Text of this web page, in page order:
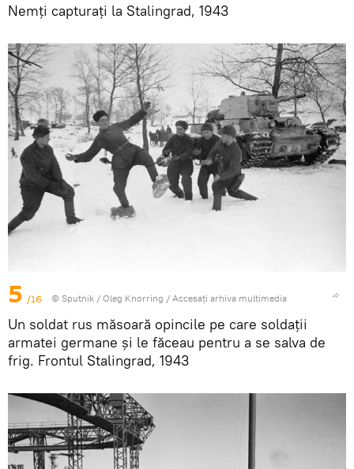
Nemți capturați la Stalingrad, 1943
5 /16 © Sputnik / Oleg Knorring / Accesați arhiva multimedia
Un soldat rus măsoară opincile pe care soldații
armatei germane și le făceau pentru a se salva de
frig. Frontul Stalingrad, 1943